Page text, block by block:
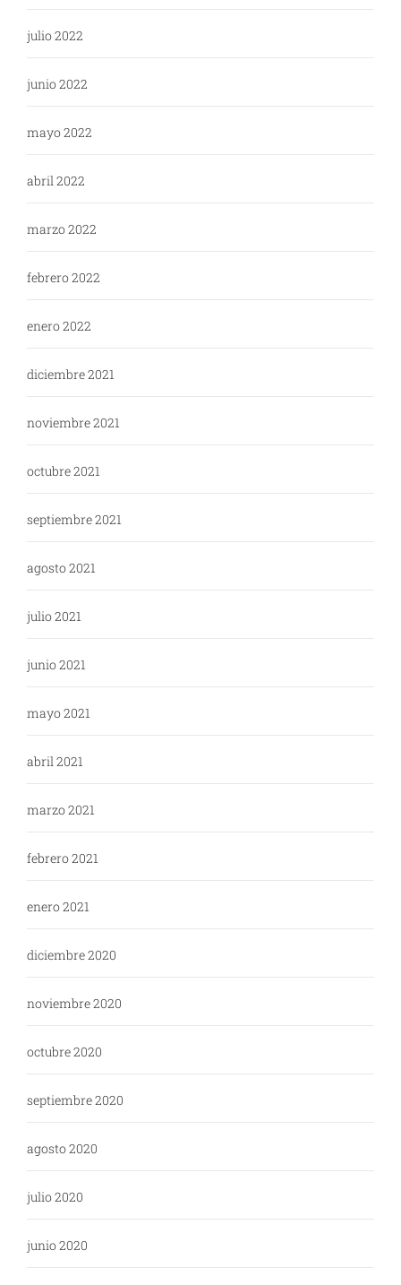
julio 2022
junio 2022
mayo 2022
abril 2022
marzo 2022
febrero 2022
enero 2022
diciembre 2021
noviembre 2021
octubre 2021
septiembre 2021
agosto 2021
julio 2021
junio 2021
mayo 2021
abril 2021
marzo 2021
febrero 2021
enero 2021
diciembre 2020
noviembre 2020
octubre 2020
septiembre 2020
agosto 2020
julio 2020
junio 2020